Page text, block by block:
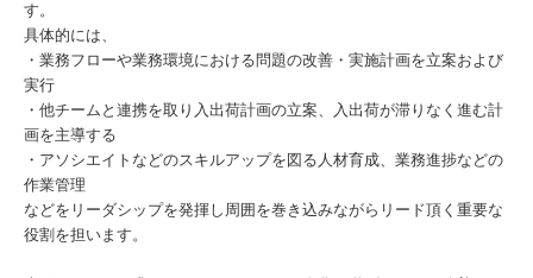
す。
具体的には、
・業務フローや業務環境における問題の改善・実施計画を立案および
実行
・他チームと連携を取り入出荷計画の立案、入出荷が滞りなく進む計
画を主導する
・アソシエイトなどのスキルアップを図る人材育成、業務進捗などの
作業管理
などをリーダシップを発揮し周囲を巻き込みながらリード頂く重要な
役割を担います。